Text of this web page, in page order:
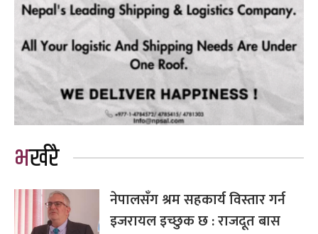
भर्खरै
नेपालसँग श्रम सहकार्य विस्तार गर्न
इजरायल इच्छुक छ : राजदूत बास